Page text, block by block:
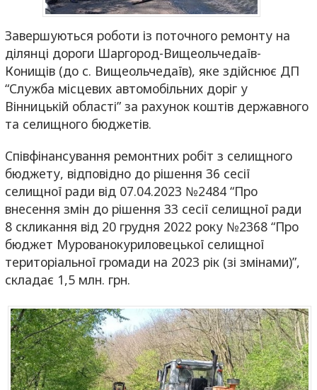
Завершуються роботи із поточного ремонту на
ділянці дороги Шаргород-Вищеольчедаїв-
Конищів (до с. Вищеольчедаїв), яке здійснює ДП
“Служба місцевих автомобільних доріг у
Вінницькій області” за рахунок коштів державного
та селищного бюджетів.
Співфінансування ремонтних робіт з селищного
бюджету, відповідно до рішення 36 сесії
селищної ради від 07.04.2023 №2484 “Про
внесення змін до рішення 33 сесії селищної ради
8 скликання від 20 грудня 2022 року №2368 “Про
бюджет Мурованокуриловецької селищної
територіальної громади на 2023 рік (зі змінами)”,
складає 1,5 млн. грн.